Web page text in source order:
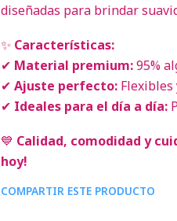
diseñadas para brindar
✨ Características:
✔ Material premium:95%
✔ Ajuste perfecto: Flexibles
✔ Ideales para el día a día:
💙 Calidad, comodidad y
hoy!
COMPARTIR ESTE PRODUCTO